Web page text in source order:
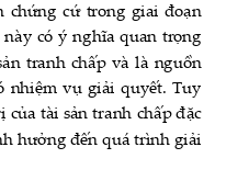
chứng cứ trong giai đoạn
có ý nghĩa quan trọng
tranh chấp và là nguồn
nhiệm vụ giải quyết. Tuy
tài sản tranh chấp đặc
hưởng đến quá trình giải